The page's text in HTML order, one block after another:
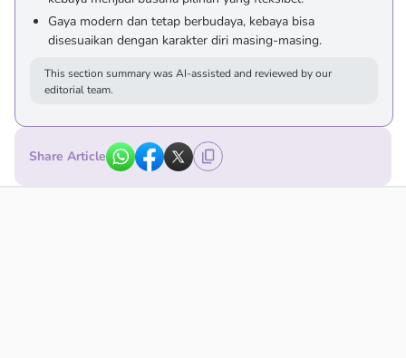
Gaya modern dan tetap berbudaya, kebaya bisa
disesuaikan dengan karakter diri masing-masing.
This section summary was AI-assisted and reviewed by our
editorial team.
Share Article